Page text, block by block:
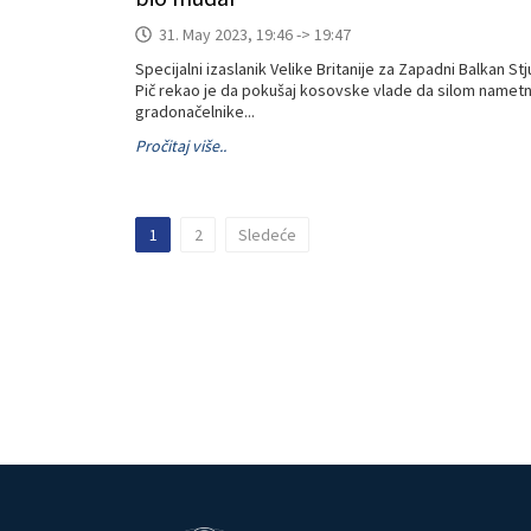
31. May 2023, 19:46 -> 19:47
Specijalni izaslanik Velike Britanije za Zapadni Balkan
Pič rekao je da pokušaj kosovske vlade da silom
gradonačelnike...
Pročitaj više..
1 2 Sledeće